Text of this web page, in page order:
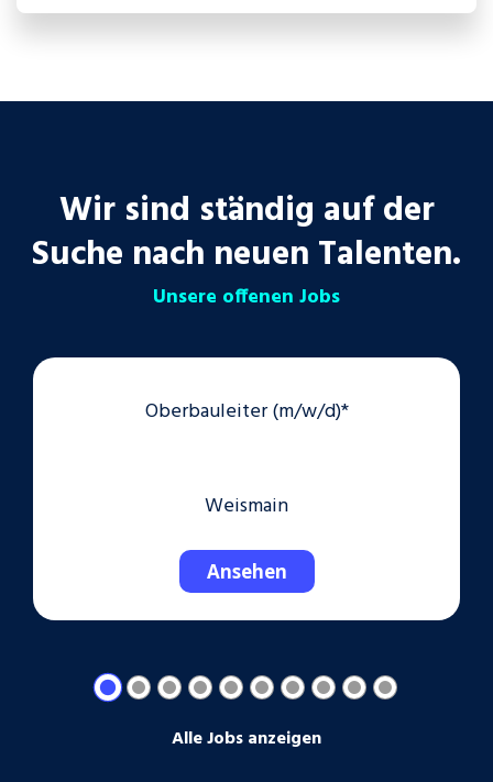
Wir sind ständig auf der
Suche nach neuen Talenten.
Unsere offenen Jobs
Oberbauleiter (m/w/d)*
Weismain
Ansehen
Alle Jobs anzeigen